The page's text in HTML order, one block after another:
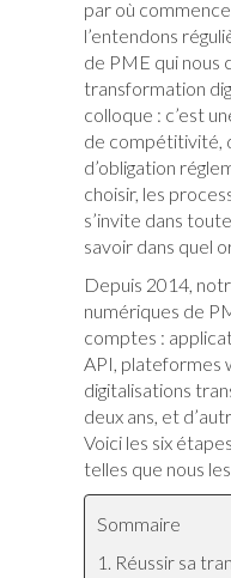
par où
l’entendons
de PME qui nous
transformation
colloque : c’est
de compétitivité,
d’obligation
choisir, les
s’invite dans
savoir dans quel
Depuis 2014,
numériques de
comptes :
API, plateformes
digitalisations
deux ans, et
Voici les six
telles que nous
Sommaire
Réussir sa